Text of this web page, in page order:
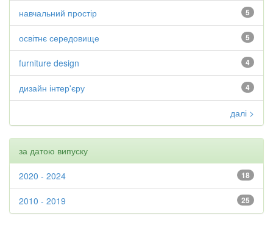
5
навчальний простір
5
освітнє середовище
4
furniture design
4
дизайн інтер'єру
далі >
за датою випуску
18
2020 - 2024
25
2010 - 2019